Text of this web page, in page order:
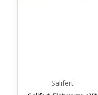
Salifert